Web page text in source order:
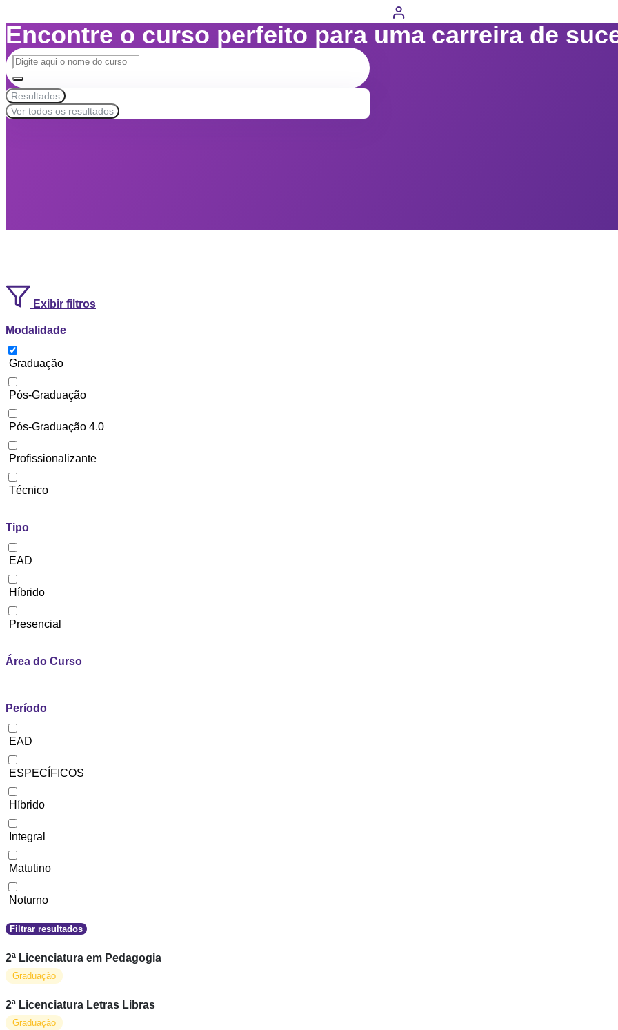
Encontre o curso perfeito para uma carreira de
Resultados
Ver todos os resultados
Exibir filtros
Modalidade
Graduação
Pós-Graduação
Pós-Graduação 4.0
Profissionalizante
Técnico
Tipo
EAD
Híbrido
Presencial
Área do Curso
Período
EAD
ESPECÍFICOS
Híbrido
Integral
Matutino
Noturno
Filtrar resultados
2ª Licenciatura em Pedagogia
Graduação
2ª Licenciatura Letras Libras
Graduação